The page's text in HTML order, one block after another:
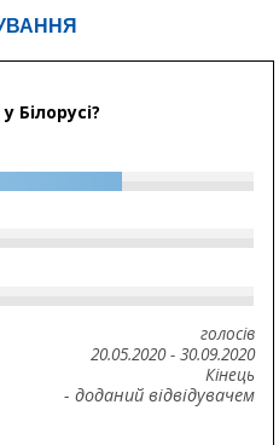
Білорусі?
голосів
20.05.2020- 30.09.2020
Кінець
- доданий відвідувачем